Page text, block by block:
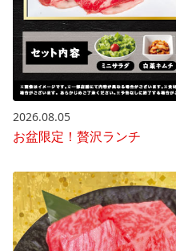
2026.08.05
お盆限定！贅沢ランチ